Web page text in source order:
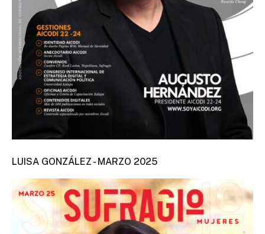
LUISA GONZÁLEZ - MARZO 2025